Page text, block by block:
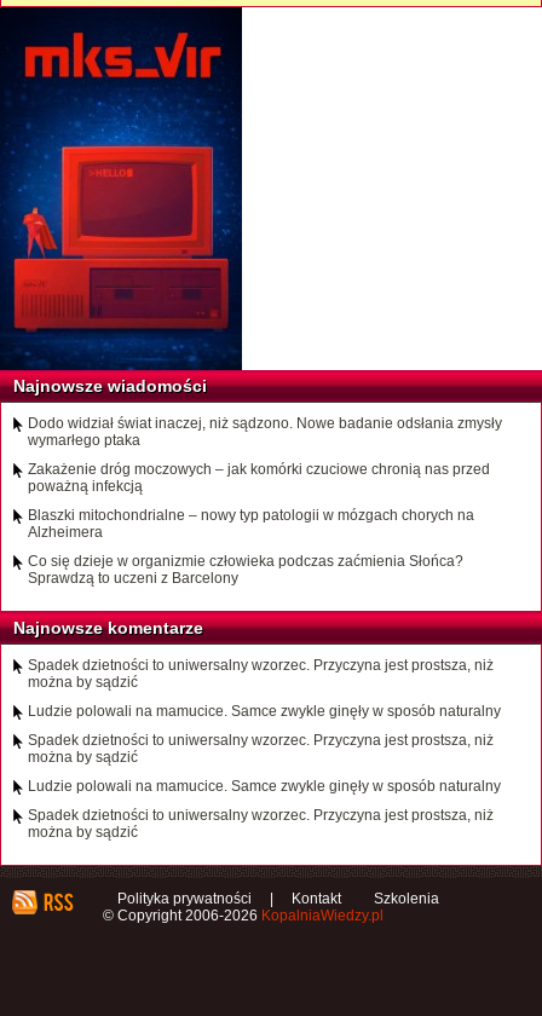
Najnowsze wiadomości
Dodo widział świat inaczej, niż sądzono. Nowe badanie odsłania zmysły
wymarłego ptaka
Zakażenie dróg moczowych – jak komórki czuciowe chronią nas przed
poważną infekcją
Blaszki mitochondrialne – nowy typ patologii w mózgach chorych na
Alzheimera
Co się dzieje w organizmie człowieka podczas zaćmienia Słońca?
Sprawdzą to uczeni z Barcelony
Najnowsze komentarze
Spadek dzietności to uniwersalny wzorzec. Przyczyna jest prostsza, niż
można by sądzić
Ludzie polowali na mamucice. Samce zwykle ginęły w sposób naturalny
Spadek dzietności to uniwersalny wzorzec. Przyczyna jest prostsza, niż
można by sądzić
Ludzie polowali na mamucice. Samce zwykle ginęły w sposób naturalny
Spadek dzietności to uniwersalny wzorzec. Przyczyna jest prostsza, niż
można by sądzić
Polityka prywatności | Kontakt
Szkolenia
© Copyright 2006-2026 KopalniaWiedzy.pl